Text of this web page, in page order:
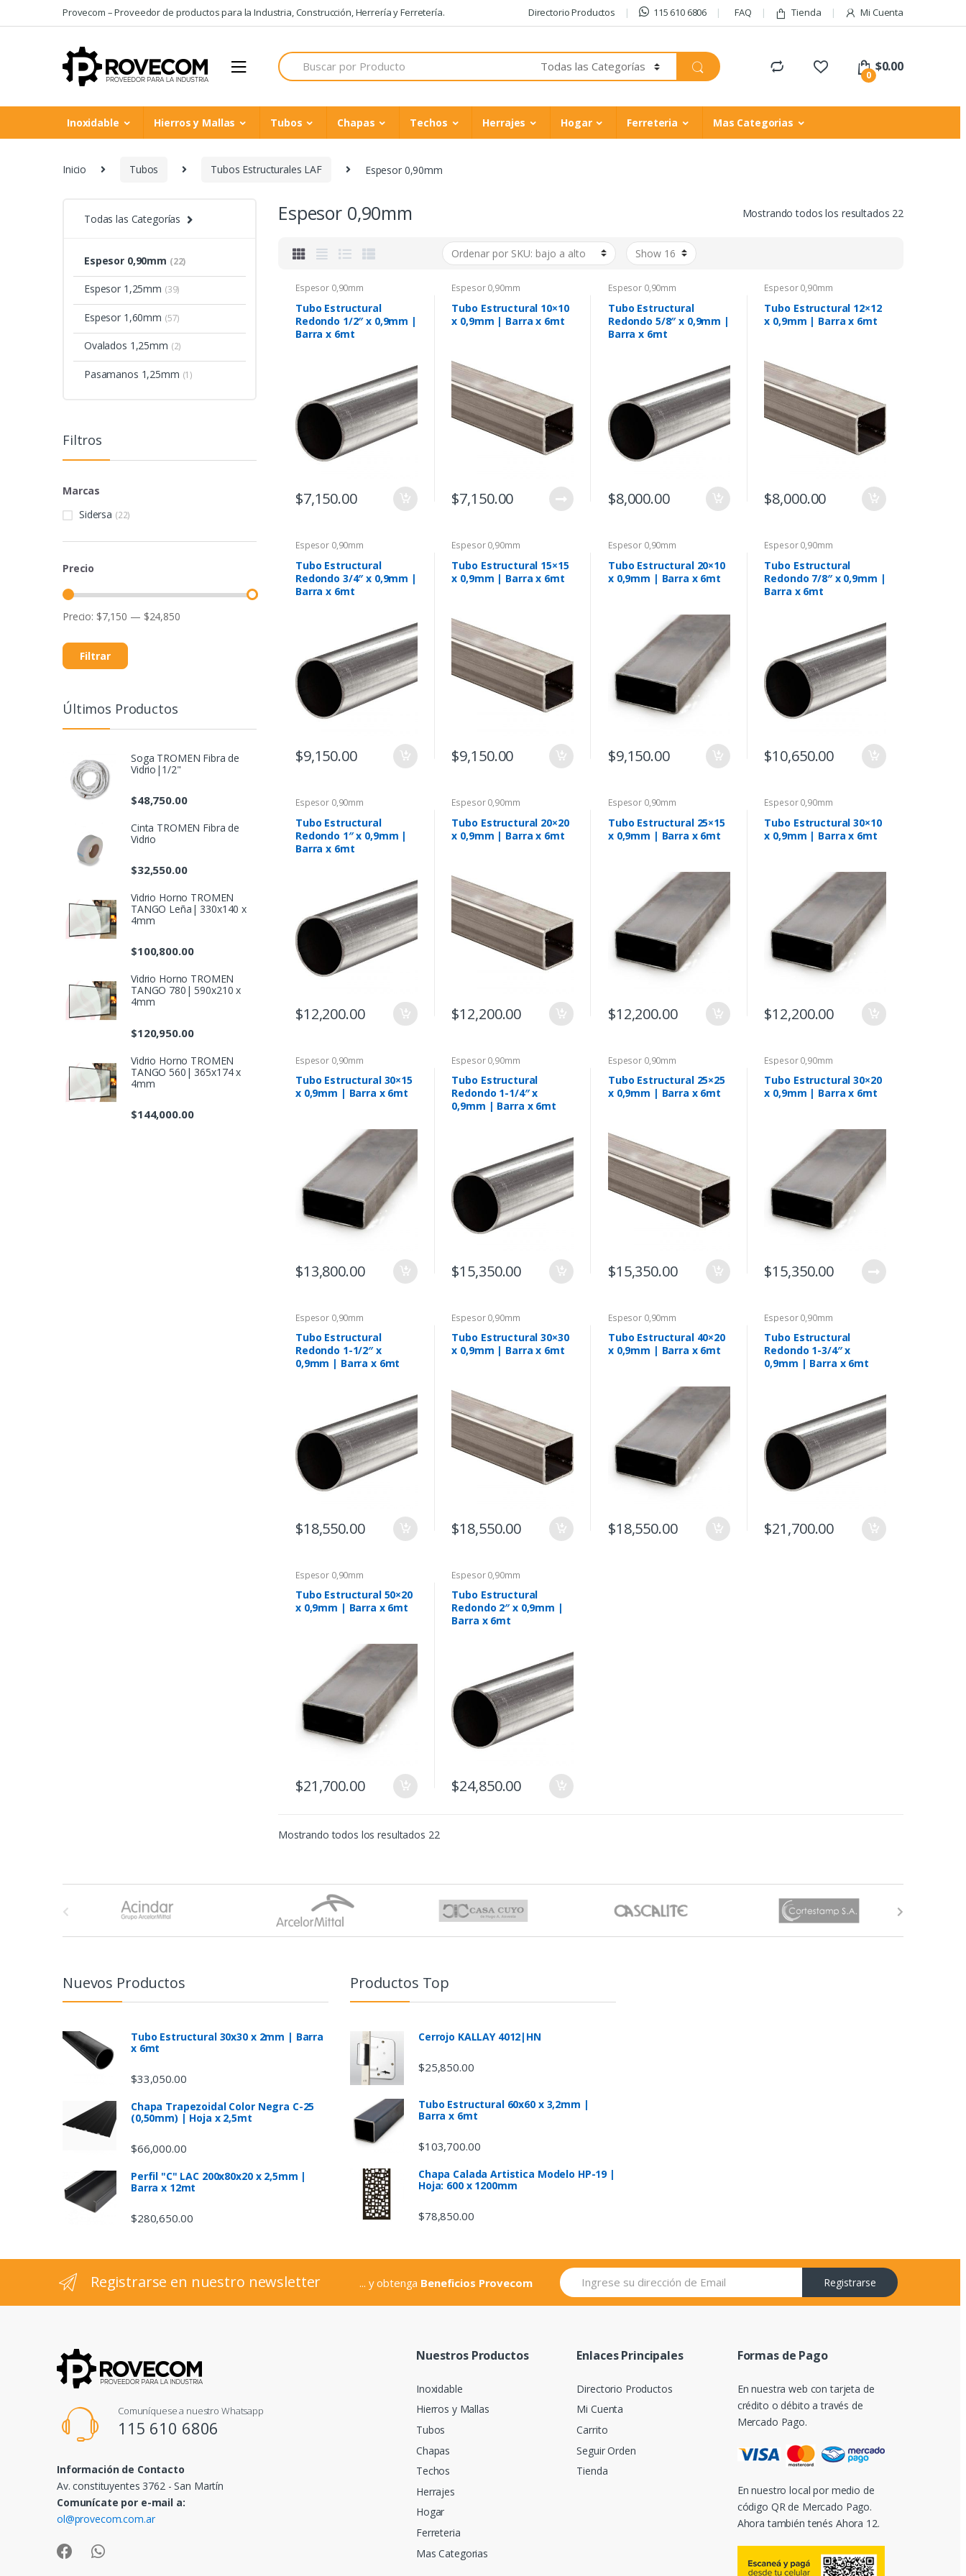
to
to
Provecom – Proveedor de productos para la Industria, Construcción, Herrería y Ferretería. Directorio Productos 115 610 6806 FAQ Tienda Mi Cuenta
Search
for:
0
$0.00
Inoxidable Hierros y Mallas Tubos Chapas Techos Herrajes Hogar Ferreteria Mas Categorias
Inicio Tubos Tubos Estructurales LAF Espesor 0,90mm
Espesor 0,90mm Mostrando todos los resultados 22
Espesor 0,90mm
Tubo Estructural
Redondo 1/2″ x 0,9mm |
Barra x 6mt
$7,150.00
Espesor 0,90mm
Tubo Estructural 10×10
x 0,9mm | Barra x 6mt
$7,150.00
Espesor 0,90mm
Tubo Estructural
Redondo 5/8″ x 0,9mm |
Barra x 6mt
$8,000.00
Espesor 0,90mm
Tubo Estructural 12×12
x 0,9mm | Barra x 6mt
$8,000.00
Espesor 0,90mm
Tubo Estructural
Redondo 3/4″ x 0,9mm |
Barra x 6mt
$9,150.00
Espesor 0,90mm
Tubo Estructural 15×15
x 0,9mm | Barra x 6mt
$9,150.00
Espesor 0,90mm
Tubo Estructural 20×10
x 0,9mm | Barra x 6mt
$9,150.00
Espesor 0,90mm
Tubo Estructural
Redondo 7/8″ x 0,9mm |
Barra x 6mt
$10,650.00
Espesor 0,90mm
Tubo Estructural
Redondo 1″ x 0,9mm |
Barra x 6mt
$12,200.00
Espesor 0,90mm
Tubo Estructural 20×20
x 0,9mm | Barra x 6mt
$12,200.00
Espesor 0,90mm
Tubo Estructural 25×15
x 0,9mm | Barra x 6mt
$12,200.00
Espesor 0,90mm
Tubo Estructural 30×10
x 0,9mm | Barra x 6mt
$12,200.00
Espesor 0,90mm
Tubo Estructural 30×15
x 0,9mm | Barra x 6mt
$13,800.00
Espesor 0,90mm
Tubo Estructural
Redondo 1-1/4″ x
0,9mm | Barra x 6mt
$15,350.00
Espesor 0,90mm
Tubo Estructural 25×25
x 0,9mm | Barra x 6mt
$15,350.00
Espesor 0,90mm
Tubo Estructural 30×20
x 0,9mm | Barra x 6mt
$15,350.00
Espesor 0,90mm
Tubo Estructural
Redondo 1-1/2″ x
0,9mm | Barra x 6mt
$18,550.00
Espesor 0,90mm
Tubo Estructural 30×30
x 0,9mm | Barra x 6mt
$18,550.00
Espesor 0,90mm
Tubo Estructural 40×20
x 0,9mm | Barra x 6mt
$18,550.00
Espesor 0,90mm
Tubo Estructural
Redondo 1-3/4″ x
0,9mm | Barra x 6mt
$21,700.00
Espesor 0,90mm
Tubo Estructural 50×20
x 0,9mm | Barra x 6mt
$21,700.00
Espesor 0,90mm
Tubo Estructural
Redondo 2″ x 0,9mm |
Barra x 6mt
$24,850.00
Mostrando todos los resultados 22
Todas las Categorías
Espesor 0,90mm (22)
Espesor 1,25mm (39)
Espesor 1,60mm (57)
Ovalados 1,25mm (2)
Pasamanos 1,25mm (1)
Filtros
Marcas
Sidersa (22)
Precio
Filtrar
Precio: $7,150 — $24,850
Últimos Productos
Soga TROMEN Fibra de
Vidrio|1/2"
$48,750.00
Cinta TROMEN Fibra de
Vidrio
$32,550.00
Vidrio Horno TROMEN
TANGO Leña| 330x140 x
4mm
$100,800.00
Vidrio Horno TROMEN
TANGO 780| 590x210 x
4mm
$120,950.00
Vidrio Horno TROMEN
TANGO 560| 365x174 x
4mm
$144,000.00
Nuevos Productos
Tubo Estructural 30x30 x 2mm | Barra
x 6mt
$33,050.00
Chapa Trapezoidal Color Negra C-25
(0,50mm) | Hoja x 2,5mt
$66,000.00
Perfil "C" LAC 200x80x20 x 2,5mm |
Barra x 12mt
$280,650.00
Productos Top
Cerrojo KALLAY 4012|HN
$25,850.00
Tubo Estructural 60x60 x 3,2mm |
Barra x 6mt
$103,700.00
Chapa Calada Artistica Modelo HP-19 |
Hoja: 600 x 1200mm
$78,850.00
Registrarse en nuestro newsletter ... y obtenga Beneficios Provecom Registrarse
Comuníquese a nuestro Whatsapp
115 610 6806
Información de Contacto
Av. constituyentes 3762 - San Martín
Comunícate por e-mail a:
ol@provecom.com.ar
Nuestros Productos
Inoxidable
Hierros y Mallas
Tubos
Chapas
Techos
Herrajes
Hogar
Ferreteria
Mas Categorias
Enlaces Principales
Directorio Productos
Mi Cuenta
Carrito
Seguir Orden
Tienda
Formas de Pago
En nuestra web con tarjeta de
crédito o débito a través de
Mercado Pago.
En nuestro local por medio de
código QR de Mercado Pago.
Ahora también tenés Ahora 12.